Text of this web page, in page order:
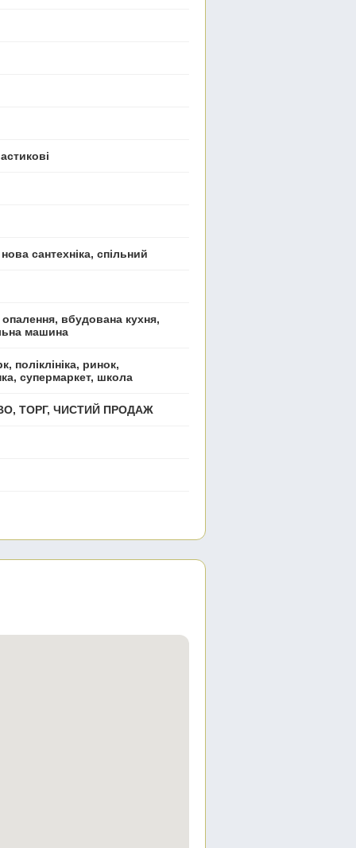
сантехніка, спільний
вбудована кухня,
машина
поліклініка, ринок,
супермаркет, школа
ТОРГ, ЧИСТИЙ ПРОДАЖ